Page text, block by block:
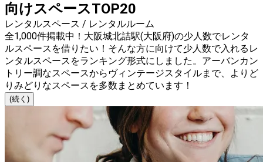
向けスペースTOP20
レンタルスペース / レンタルルーム
全1,000件掲載中！大阪城北詰駅(大阪府)の少人数でレンタ
ルスペースを借りたい！そんな方に向けて少人数で入れるレ
ンタルスペースをランキング形式にしました。アーバンカン
トリー調なスペースからヴィンテージスタイルまで、よりど
りみどりなスペースを多数まとめています！
(続く)